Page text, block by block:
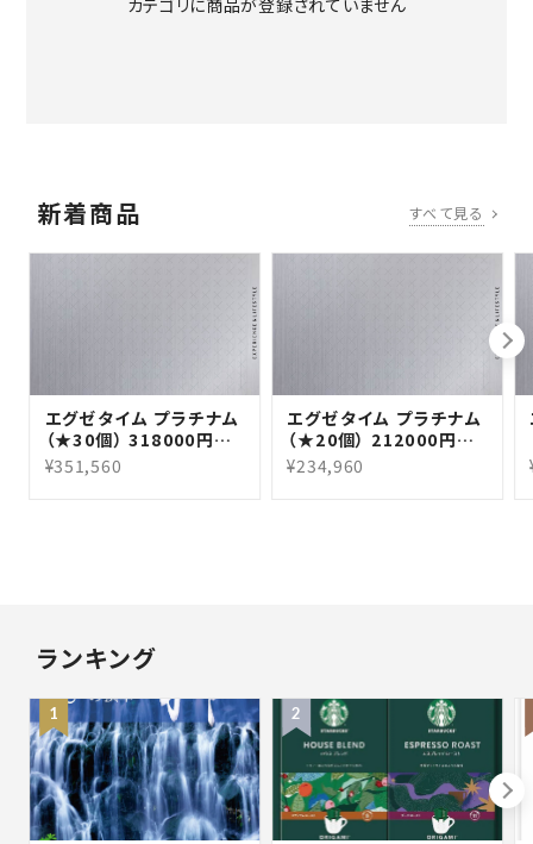
新着商品 すべて見る
エグゼタイム プラチナム
（★30個） 318000円コ
ース（2年期限版）
¥351,560
エグゼタイム プラチナム
（★20個） 212000円コ
ース（2年期限版）
¥234,960
ランキング
1 2